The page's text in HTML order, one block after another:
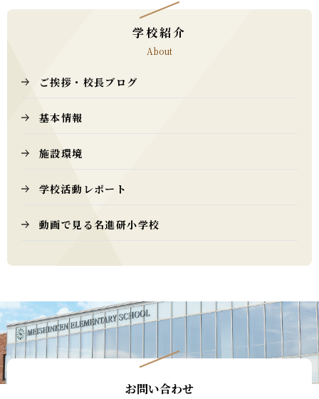
学校紹介
About
ご挨拶・校長ブログ
基本情報
施設環境
学校活動レポート
動画で見る名進研小学校
お問い合わせ